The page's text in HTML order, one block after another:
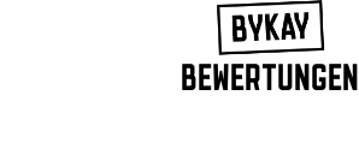
BEWERTUNGEN